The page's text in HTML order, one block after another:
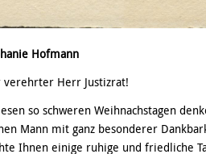
Hofmann
verehrter Herr Justizrat!
so schweren Weihnachstagen
Mann mit ganz besonderer
Ihnen einige ruhige und friedliche